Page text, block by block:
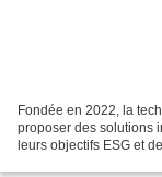
Fondée en 2022, la
proposer des solutions
leurs objectifs ESG et